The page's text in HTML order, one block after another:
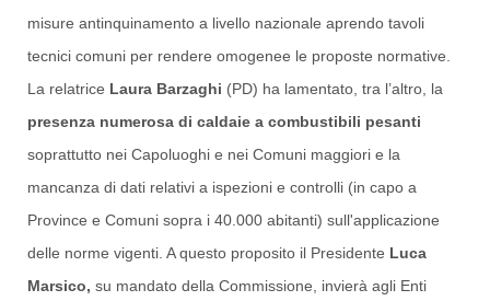
misure antinquinamento a livello nazionale aprendo tavoli
tecnici comuni per rendere omogenee le proposte normative.
La relatrice Laura Barzaghi (PD) ha lamentato, tra l’altro, la
presenza numerosa di caldaie a combustibili pesanti
soprattutto nei Capoluoghi e nei Comuni maggiori e la
mancanza di dati relativi a ispezioni e controlli (in capo a
Province e Comuni sopra i 40.000 abitanti) sull'applicazione
delle norme vigenti. A questo proposito il Presidente Luca
Marsico, su mandato della Commissione, invierà agli Enti